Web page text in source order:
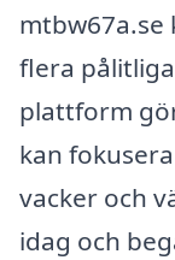
mtbw67a.se
flera
plattform
kan
vacker och
idag och